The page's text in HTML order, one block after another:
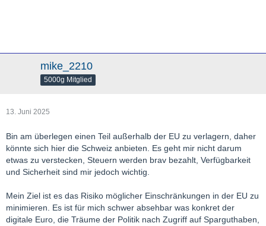
mike_2210
5000g Mitglied
13. Juni 2025
Bin am überlegen einen Teil außerhalb der EU zu verlagern, daher
könnte sich hier die Schweiz anbieten. Es geht mir nicht darum
etwas zu verstecken, Steuern werden brav bezahlt, Verfügbarkeit
und Sicherheit sind mir jedoch wichtig.
Mein Ziel ist es das Risiko möglicher Einschränkungen in der EU zu
minimieren. Es ist für mich schwer absehbar was konkret der
digitale Euro, die Träume der Politik nach Zugriff auf Sparguthaben,